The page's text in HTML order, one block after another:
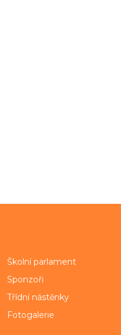
Školní parlament
Sponzoři
Třídní nástěnky
Fotogalerie